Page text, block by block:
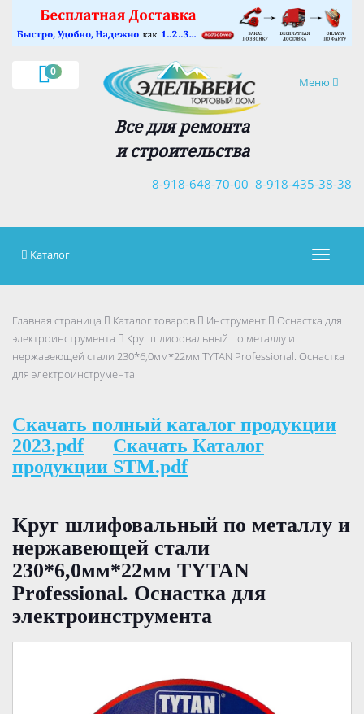
0
Навигация
Меню
Все для ремонта
и строительства
8-918-435-38-38
8-918-648-70-00
Каталог
Главная страница Каталог товаров Инструмент
Оснастка для
электроинструмента
Круг шлифовальный по металлу и
нержавеющей стали 230*6,0мм*22мм TYTAN Professional. Оснастка
для электроинструмента
Скачать полный каталог продукции
2023.pdf
Скачать Каталог
продукции STM.pdf
Круг шлифовальный по металлу и
нержавеющей стали
230*6,0мм*22мм TYTAN
Professional. Оснастка для
электроинструмента